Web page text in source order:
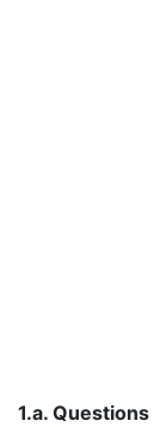
1.a. Questions